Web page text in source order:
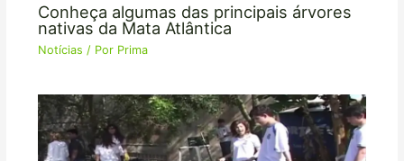
Conheça algumas das principais árvores
nativas da Mata Atlântica
Notícias / Por Prima